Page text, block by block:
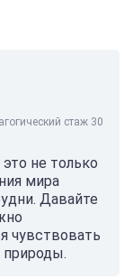
стаж 30
не только
мира
Давайте
чувствовать